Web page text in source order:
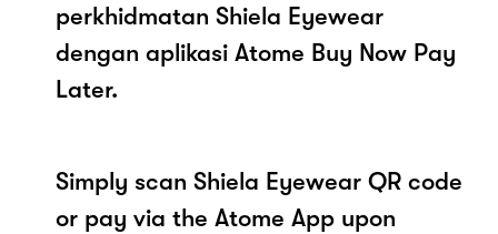
perkhidmatan Shiela Eyewear
dengan aplikasi Atome Buy Now Pay
Later.
Simply scan Shiela Eyewear QR code
or pay via the Atome App upon